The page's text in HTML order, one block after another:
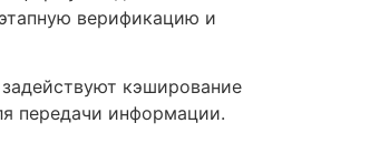
верификацию и
кэширование
передачи информации.